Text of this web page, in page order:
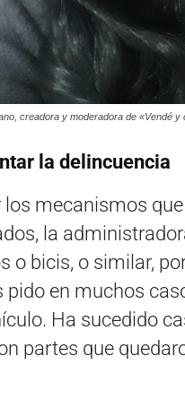
creadora y moderadora de «Vendé y
la delincuencia
mecanismos
la
o bicis, o similar,
pido en muchos
Ha sucedido
partes que